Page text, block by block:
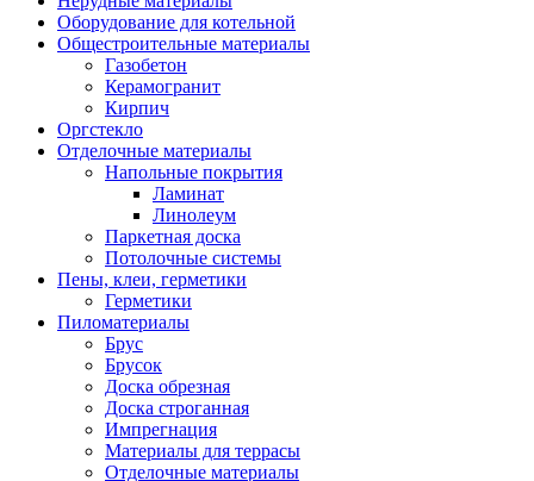
Оборудование для котельной
Общестроительные материалы
Газобетон
Керамогранит
Кирпич
Оргстекло
Отделочные материалы
Напольные покрытия
Ламинат
Линолеум
Паркетная доска
Потолочные системы
Пены, клеи, герметики
Герметики
Пиломатериалы
Брус
Брусок
Доска обрезная
Доска строганная
Импрегнация
Материалы для террасы
Отделочные материалы